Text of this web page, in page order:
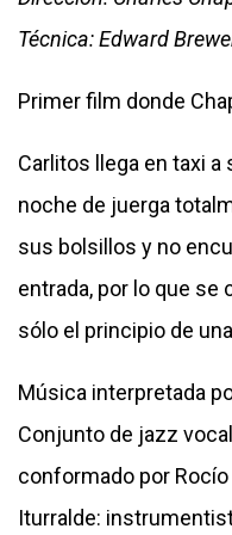
Técnica: Edward
Primer film donde
Carlitos llega en taxi
noche de juerga
sus bolsillos y no
entrada, por lo que se
sólo el principio de
Música interpretada
Conjunto de jazz
conformado por
Iturralde: